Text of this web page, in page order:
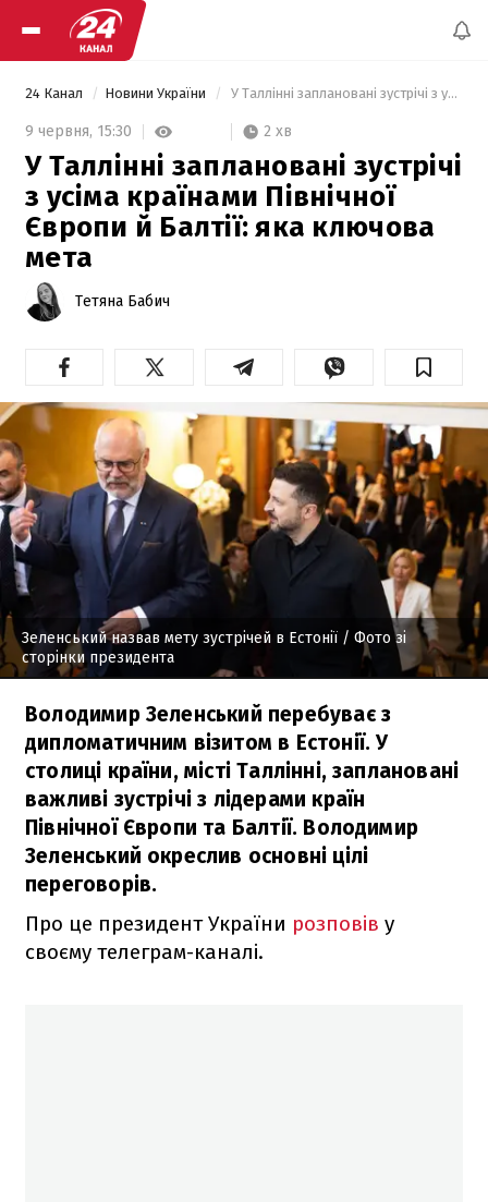
24 Канал Новини України У Таллінні заплановані зустрічі з усіма країнами Північної Європи й Балтії: яка ключова мета
9 червня, 15:30 2 хв
У Таллінні заплановані зустрічі
з усіма країнами Північної
Європи й Балтії: яка ключова
мета
Тетяна Бабич
Зеленський назвав мету зустрічей в Естонії / Фото зі
сторінки президента
Володимир Зеленський перебуває з
дипломатичним візитом в Естонії. У
столиці країни, місті Таллінні, заплановані
важливі зустрічі з лідерами країн
Північної Європи та Балтії. Володимир
Зеленський окреслив основні цілі
переговорів.
Про це президент України розповів у
своєму телеграм-каналі.